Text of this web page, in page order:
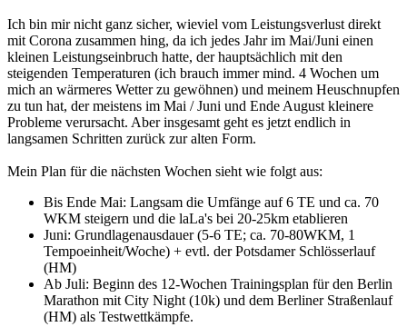
Ich bin mir nicht ganz sicher, wieviel vom Leistungsverlust direkt
mit Corona zusammen hing, da ich jedes Jahr im Mai/Juni einen
kleinen Leistungseinbruch hatte, der hauptsächlich mit den
steigenden Temperaturen (ich brauch immer mind. 4 Wochen um
mich an wärmeres Wetter zu gewöhnen) und meinem Heuschnupfen
zu tun hat, der meistens im Mai / Juni und Ende August kleinere
Probleme verursacht. Aber insgesamt geht es jetzt endlich in
langsamen Schritten zurück zur alten Form.
Mein Plan für die nächsten Wochen sieht wie folgt aus:
Bis Ende Mai: Langsam die Umfänge auf 6 TE und ca. 70
WKM steigern und die laLa's bei 20-25km etablieren
Juni: Grundlagenausdauer (5-6 TE; ca. 70-80WKM, 1
Tempoeinheit/Woche) + evtl. der Potsdamer Schlösserlauf
(HM)
Ab Juli: Beginn des 12-Wochen Trainingsplan für den Berlin
Marathon mit City Night (10k) und dem Berliner Straßenlauf
(HM) als Testwettkämpfe.